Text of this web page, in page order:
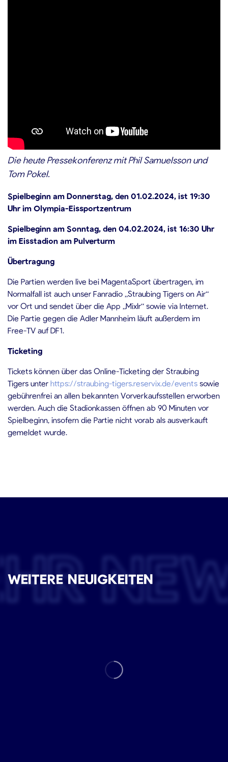
Die heute Pressekonferenz mit Phil Samuelsson und
Tom Pokel.
Spielbeginn am Donnerstag, den 01.02.2024, ist 19:30
Uhr im Olympia-Eissportzentrum
Spielbeginn am Sonntag, den 04.02.2024, ist 16:30 Uhr
im Eisstadion am Pulverturm
Übertragung
Die Partien werden live bei MagentaSport übertragen, im
Normalfall ist auch unser Fanradio „Straubing Tigers on Air“
vor Ort und sendet über die App „Mixlr“ sowie via Internet.
Die Partie gegen die Adler Mannheim läuft außerdem im
Free-TV auf DF1.
Ticketing
Tickets können über das Online-Ticketing der Straubing
Tigers unter https://straubing-tigers.reservix.de/events sowie
gebührenfrei an allen bekannten Vorverkaufsstellen erworben
werden. Auch die Stadionkassen öffnen ab 90 Minuten vor
Spielbeginn, insofern die Partie nicht vorab als ausverkauft
gemeldet wurde.
WEITERE NEUIGKEITEN